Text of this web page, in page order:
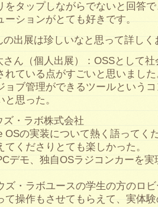
をタップしながらでないと回答
ーションがとても好きです。
の出展は珍しいなと思って詳し
さん（個人出展）：OSSとして
れている点がすごいと思いまし
ョブ管理ができるツールという
と思った。
ズ・ラボ株式会社
OSの実装について熱く語ってく
てくださりとても楽しかった。
デモ、独自OSラジコンカーを
ズ・ラボユースの学生の方のロ
て操作もさせてもらえて、実体